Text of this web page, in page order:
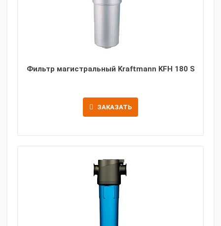
Фильтр магистральный Kraftmann KFH 180 S
ЗАКАЗАТЬ